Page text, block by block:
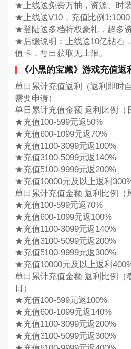
★上线送免费万抽，资源、时装
★上线送V10，充值比例1:1000
★登陆送多档特权豪礼，超多资
★后缀说明：上线送10亿钻石
值卡，每日获取无上限。
《小黑的宝藏》游戏充值返
单日累计充值返利（返利即时
需要申请）
单日累计充值金额 返利比例（
★充值100-599元返50%
★充值600-1099元返70%
★充值1100-3099元返100%
★充值3100-5099元返140%
★充值5100-9999元返200%
★充值10000元及以上返利
单日累计充值金额 返利比例（
★充值100-599元返70%
★充值600-1099元返100%
★充值1100-3099元返140%
★充值3100-5099元返200%
★充值5100-9999元返300%
★充值10000元及以上返利
单日累计充值金额 返利比例（
日）
★充值100-599元返100%
★充值600-1099元返140%
★充值1100-3099元返200%
★充值3100-5099元返300%